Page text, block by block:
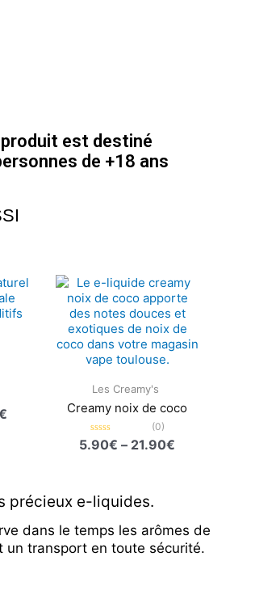
produit est destiné
de +18 ans
Les Creamy's
Creamy noix de coco
Note
0
(0)
5.90€ – 21.90€
de
prix :
5.90€
à
21.90€
précieux e-liquides.
dans le temps les arômes de
un transport en toute sécurité.